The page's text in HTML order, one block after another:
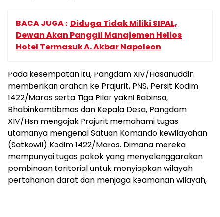
BACA JUGA : Diduga Tidak Miliki SIPAL,
Dewan Akan Panggil Manajemen Helios
Hotel Termasuk A. Akbar Napoleon
Pada kesempatan itu, Pangdam XIV/Hasanuddin
memberikan arahan ke Prajurit, PNS, Persit Kodim
1422/Maros serta Tiga Pilar yakni Babinsa,
Bhabinkamtibmas dan Kepala Desa, Pangdam
XIV/Hsn mengajak Prajurit memahami tugas
utamanya mengenal Satuan Komando kewilayahan
(Satkowil) Kodim 1422/Maros. Dimana mereka
mempunyai tugas pokok yang menyelenggarakan
pembinaan teritorial untuk menyiapkan wilayah
pertahanan darat dan menjaga keamanan wilayah,